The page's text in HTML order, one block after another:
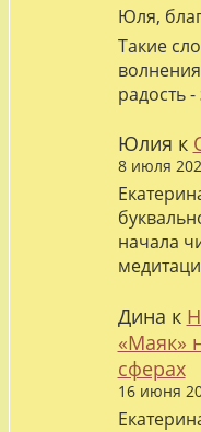
Юля,
Такие
радость
Юлия к
8 июля
начала
Дина к
«Маяк»
сферах
16 июня